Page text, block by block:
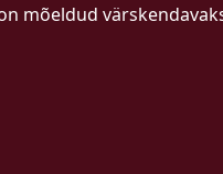
mõeldud